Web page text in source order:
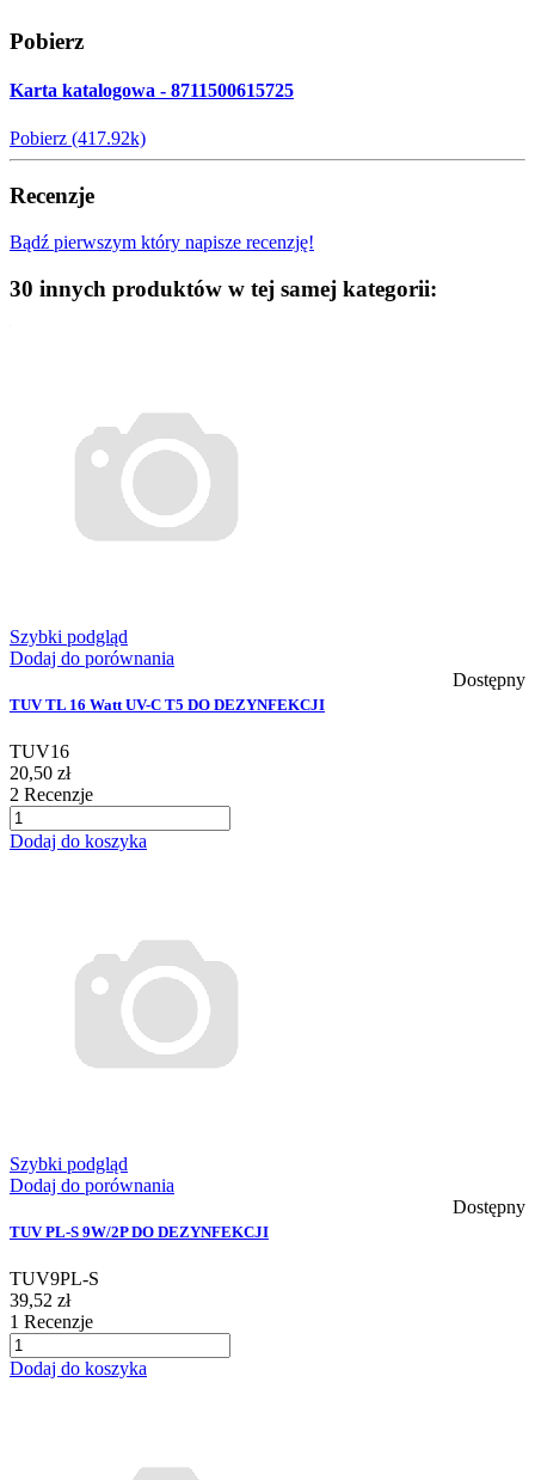
Pobierz
Karta katalogowa - 8711500615725
Pobierz (417.92k)
Recenzje
Bądź pierwszym który napisze recenzję!
30 innych produktów w tej samej kategorii:
Szybki podgląd
Dodaj do porównania
Dostępny
TUV TL 16 Watt UV-C T5 DO DEZYNFEKCJI
TUV16
20,50 zł
2 Recenzje
Dodaj do koszyka
Szybki podgląd
Dodaj do porównania
Dostępny
TUV PL-S 9W/2P DO DEZYNFEKCJI
TUV9PL-S
39,52 zł
1 Recenzje
Dodaj do koszyka